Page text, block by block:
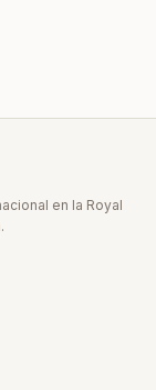
en la Royal